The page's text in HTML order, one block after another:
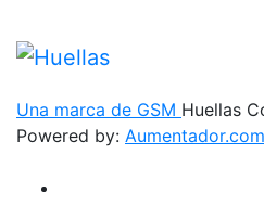
Una marca de GSM Huellas
Powered by: Aumentador.com